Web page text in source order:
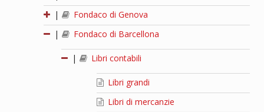
|
Fondaco di Genova
|
Fondaco di Barcellona
| Libri contabili
Libri grandi
Libri di mercanzie